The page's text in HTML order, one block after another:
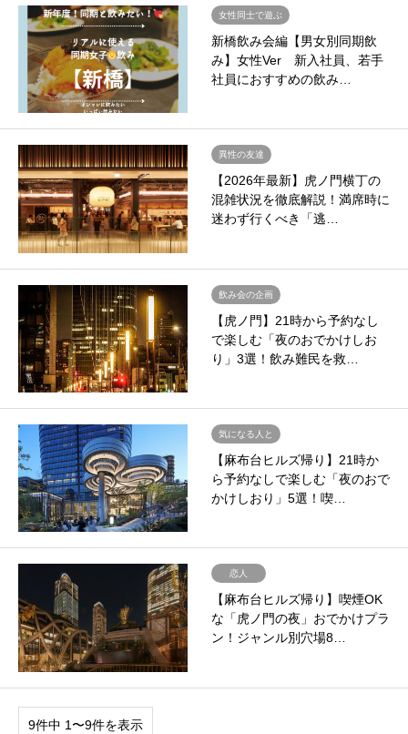
女性同士で遊ぶ
新橋飲み会編【男女別同期飲
み】女性Ver 新入社員、若手
社員におすすめの飲み…
異性の友達
【2026年最新】虎ノ門横丁の
混雑状況を徹底解説！満席時に
迷わず行くべき「逃…
飲み会の企画
【虎ノ門】21時から予約なし
で楽しむ「夜のおでかけしお
り」3選！飲み難民を救…
気になる人と
【麻布台ヒルズ帰り】21時か
ら予約なしで楽しむ「夜のおで
かけしおり」5選！喫…
恋人
【麻布台ヒルズ帰り】喫煙OK
な「虎ノ門の夜」おでかけプラ
ン！ジャンル別穴場8…
9件中 1〜9件を表示